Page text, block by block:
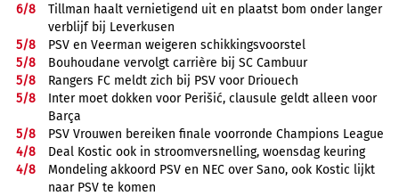
6/8
Tillman haalt vernietigend uit en plaatst bom onder langer
verblijf bij Leverkusen
5/8
PSV en Veerman weigeren schikkingsvoorstel
5/8
Bouhoudane vervolgt carrière bij SC Cambuur
5/8
Rangers FC meldt zich bij PSV voor Driouech
5/8
Inter moet dokken voor Perišić, clausule geldt alleen voor
Barça
5/8
PSV Vrouwen bereiken finale voorronde Champions League
4/8
Deal Kostic ook in stroomversnelling, woensdag keuring
4/8
Mondeling akkoord PSV en NEC over Sano, ook Kostic lijkt
naar PSV te komen